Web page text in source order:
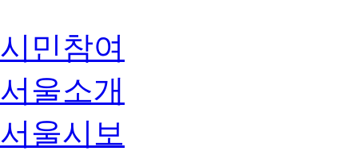
시민참여
서울소개
서울시보